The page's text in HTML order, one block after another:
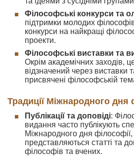
Філософські конкурси та
підтримки молодих
конкурси на найкращі
проекти.
Філософські виставки та
Окрім академічних заходів,
відзначений через виставки
присвячені філософській
Традиції Міжнародного дня
Публікації та доповіді:
видання часто публікують
Міжнародного дня філософії,
представляються статті та
філософів та вчених.